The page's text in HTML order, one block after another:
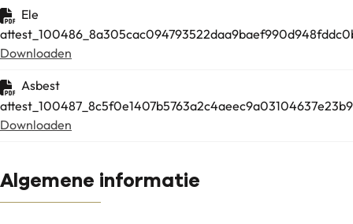
Ele
Downloaden
Asbest
Downloaden
Algemene informatie